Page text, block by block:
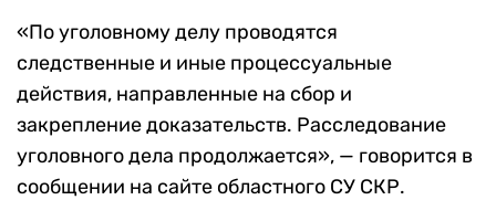
«По уголовному делу проводятся
следственные и иные процессуальные
действия, направленные на сбор и
закрепление доказательств. Расследование
уголовного дела продолжается», — говорится в
сообщении на сайте областного СУ СКР.